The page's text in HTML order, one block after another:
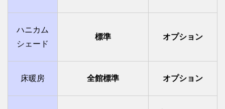
ハニカム
シェード
標準 オプション
床暖房 全館標準 オプション